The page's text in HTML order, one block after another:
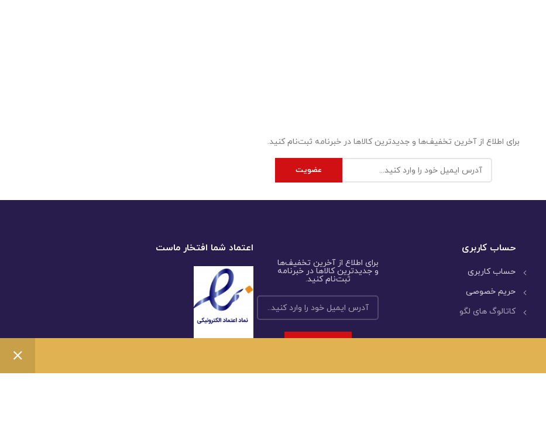
برای اطلاع از آخرین تخفیف‌ها و جدیدترین کالاها در خبرنامه ثبت‌نام کنید.
حساب کاربری
حساب کاربری
حریم خصوصی
کاتالوگ های لگو
برای اطلاع از آخرین تخفیف‌ها
و جدیدترین کالاها در خبرنامه
ثبت‌نام کنید.
اعتماد شما افتخار ماست